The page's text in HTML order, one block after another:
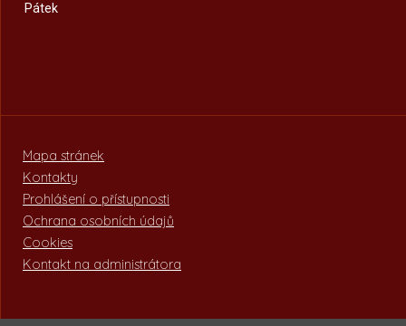
Pátek
Mapa stránek
Kontakty
Prohlášení o přístupnosti
Ochrana osobních údajů
Cookies
Kontakt na administrátora